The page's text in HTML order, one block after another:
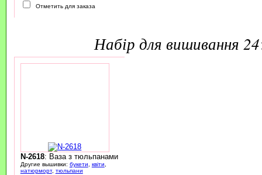
Отметить для заказа
набір для вишивання
N-2618: Ваза з тюльпанами
Другие вышивки: букети квіти
натюрморт, тюльпани